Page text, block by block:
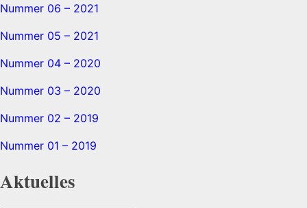
Nummer 06 – 2021
Nummer 05 – 2021
Nummer 04 – 2020
Nummer 03 – 2020
Nummer 02 – 2019
Nummer 01 – 2019
Aktuelles